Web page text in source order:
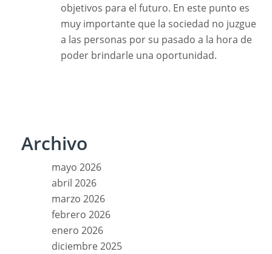
objetivos para el futuro. En este punto es
muy importante que la sociedad no juzgue
a las personas por su pasado a la hora de
poder brindarle una oportunidad.
Archivo
mayo 2026
abril 2026
marzo 2026
febrero 2026
enero 2026
diciembre 2025